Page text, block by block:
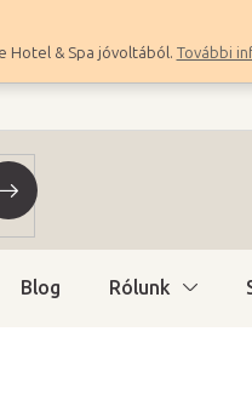
Hotel & Spa jóvoltából. További
Blog Rólunk